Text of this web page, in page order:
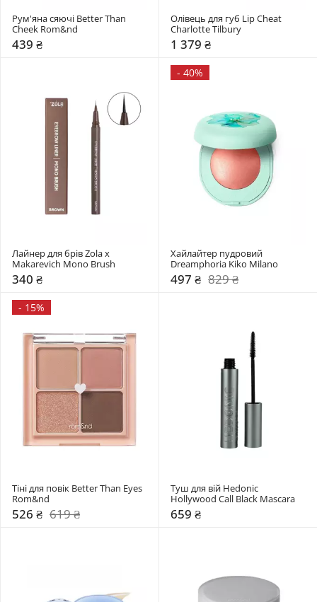
Рум'яна сяючі Better Than
439 ₴
Олівець для губ Lip Cheat
Charlotte Tilbury
1 379 ₴
Лайнер для брів Zola x
Makarevich Mono Brush
340 ₴
- 40%
Хайлайтер пудровий
Dreamphoria Kiko Milano
497 ₴ 829 ₴
- 15%
Тіні для повік Better Than Eyes
526 ₴ 619 ₴
Туш для вій Hedonic
Hollywood Call Black Mascara
659 ₴